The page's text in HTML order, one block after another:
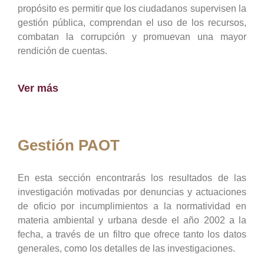
propósito es permitir que los ciudadanos supervisen la
gestión pública, comprendan el uso de los recursos,
combatan la corrupción y promuevan una mayor
rendición de cuentas.
Ver más
Gestión PAOT
En esta sección encontrarás los resultados de las
investigación motivadas por denuncias y actuaciones
de oficio por incumplimientos a la normatividad en
materia ambiental y urbana desde el año 2002 a la
fecha, a través de un filtro que ofrece tanto los datos
generales, como los detalles de las investigaciones.